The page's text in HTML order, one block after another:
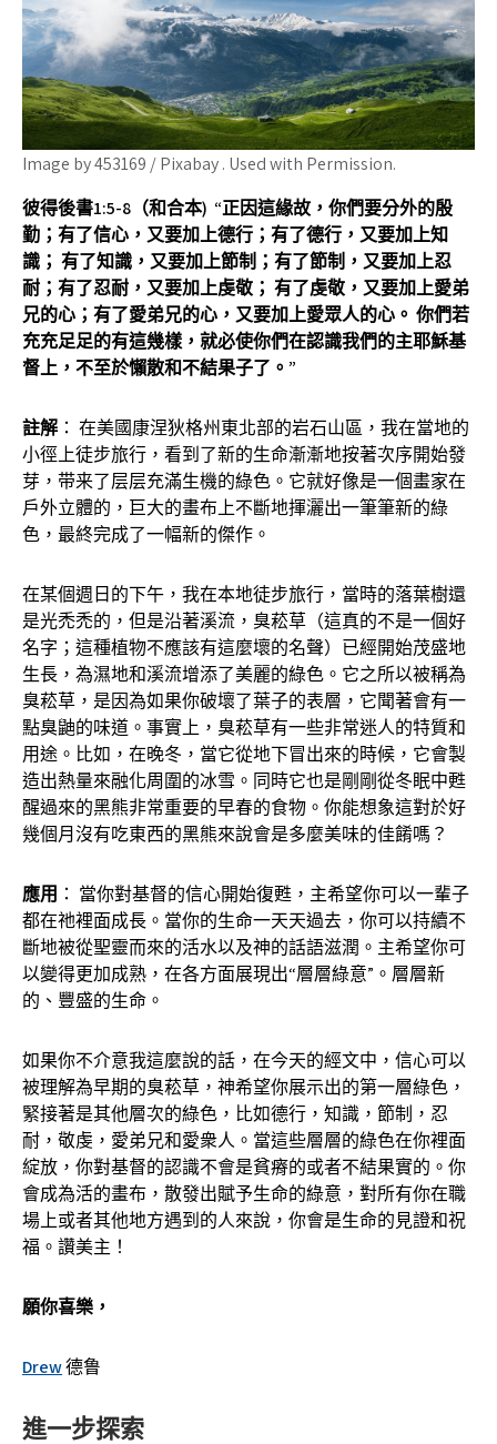
Image by 453169 / Pixabay . Used with Permission.
彼得後書1:5-8（和合本) “正因這緣故，你們要分外的殷
勤；有了信心，又要加上德行；有了德行，又要加上知
識； 有了知識，又要加上節制；有了節制，又要加上忍
耐；有了忍耐，又要加上虔敬； 有了虔敬，又要加上愛弟
兄的心；有了愛弟兄的心，又要加上愛眾人的心。 你們若
充充足足的有這幾樣，就必使你們在認識我們的主耶穌基
督上，不至於懶散和不結果子了。 ”
註解 ： 在美國康涅狄格州東北部的岩石山區，我在當地的
小徑上徒步旅行，看到了新的生命漸漸地按著次序開始發
芽，带来了层层充滿生機的綠色。它就好像是一個畫家在
戶外立體的，巨大的畫布上不斷地揮灑出一筆筆新的綠
色，最終完成了一幅新的傑作。
在某個週日的下午，我在本地徒步旅行，當時的落葉樹還
是光禿禿的，但是沿著溪流，臭菘草（這真的不是一個好
名字；這種植物不應該有這麼壞的名聲）已經開始茂盛地
生長，為濕地和溪流增添了美麗的綠色。它之所以被稱為
臭菘草，是因為如果你破壞了葉子的表層，它聞著會有一
點臭鼬的味道。事實上，臭菘草有一些非常迷人的特質和
用途。比如，在晚冬，當它從地下冒出來的時候，它會製
造出熱量來融化周圍的冰雪。同時它也是剛剛從冬眠中甦
醒過來的黑熊非常重要的早春的食物。你能想象這對於好
幾個月沒有吃東西的黑熊來說會是多麼美味的佳餚嗎？
應用 ： 當你對基督的信心開始復甦，主希望你可以一輩子
都在祂裡面成長。當你的生命一天天過去，你可以持續不
斷地被從聖靈而來的活水以及神的話語滋潤。主希望你可
以變得更加成熟，在各方面展現出“層層綠意”。層層新
的、豐盛的生命。
如果你不介意我這麼說的話，在今天的經文中，信心可以
被理解為早期的臭菘草，神希望你展示出的第一層綠色，
緊接著是其他層次的綠色，比如德行，知識，節制，忍
耐，敬虔，愛弟兄和愛衆人。當這些層層的綠色在你裡面
綻放，你對基督的認識不會是貧瘠的或者不結果實的。你
會成為活的畫布，散發出賦予生命的綠意，對所有你在職
場上或者其他地方遇到的人來說，你會是生命的見證和祝
福。讚美主！
願你喜樂，
Drew德鲁
進一步探索